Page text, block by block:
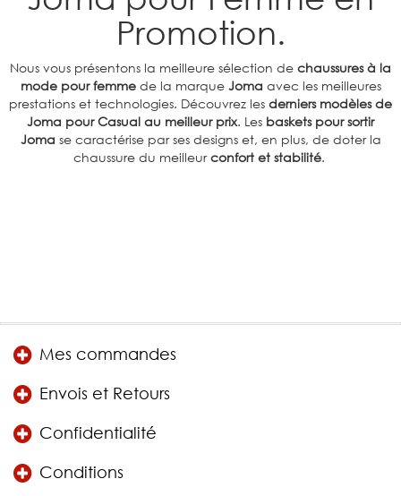
Promotion.
Nous vous présentons la meilleure sélection de chaussures à la
mode pour femmede la marque Joma avec les meilleures
prestations et technologies. Découvrez les derniers modèles de
Joma pour Casual au meilleur prix. Les baskets pour sortir
Joma se caractérise par ses designs et, en plus, de doter la
chaussure du meilleurconfort et stabilité.
Mes commandes
Envois et Retours
Confidentialité
Conditions